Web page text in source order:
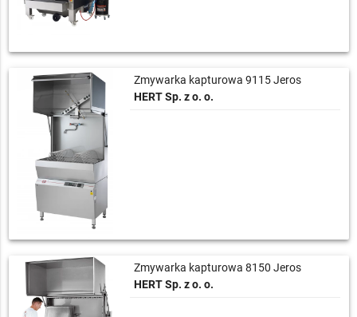
Zmywarka kapturowa 9115 Jeros
HERT Sp. z o. o.
Zmywarka kapturowa 8150 Jeros
HERT Sp. z o. o.